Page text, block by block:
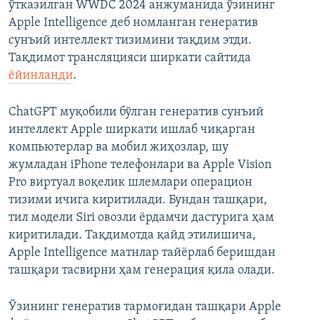
ўтказилган WWDC 2024 анжуманида ўзининг
Apple Intelligence деб номланган генератив
сунъий интеллект тизимини тақдим этди.
Тақдимот трансляцияси ширкати сайтида
ёйинланди.
ChatGPT муқобили бўлган генератив сунъий
интеллект Apple ширкати ишлаб чиқарган
компьютерлар ва мобил жиҳозлар, шу
жумладан iPhone телефонлари ва Apple Vision
Pro виртуал воқелик шлемлари операцион
тизими ичига киритилади. Бундан ташқари,
тил модели Siri овозли ёрдамчи дастурига ҳам
киритилади. Тақдимотда қайд этилишича,
Apple Intelligence матнлар тайёрлаб беришдан
ташқари тасвирни ҳам генерация қила олади.
Ўзининг генератив тармоғидан ташқари Apple